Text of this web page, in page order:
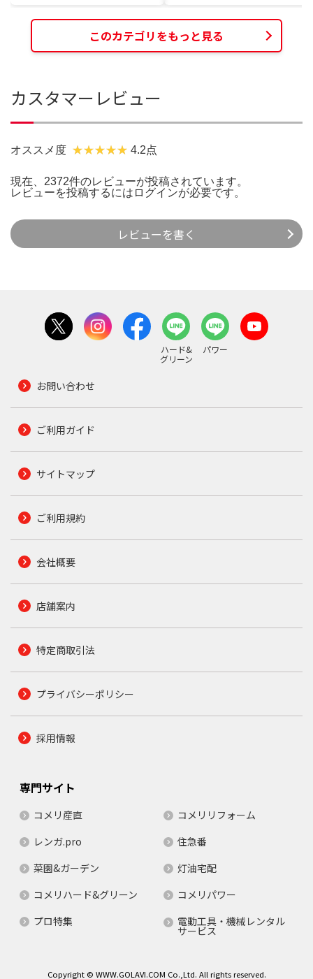
このカテゴリをもっと見る
カスタマーレビュー
オススメ度 4.2点
現在、2372件のレビューが投稿されています。
レビューを投稿するには ログインが必要です。
レビューを書く
ハード&
グリーン
パワー
お問い合わせ
ご利用ガイド
サイトマップ
ご利用規約
会社概要
店舗案内
特定商取引法
プライバシーポリシー
採用情報
専門サイト
コメリ産直
コメリリフォーム
レンガ.pro
住急番
菜園&ガーデン
灯油宅配
コメリハード&グリーン
コメリパワー
プロ特集
電動工具・機械レンタル
サービス
Copyright © WWW.GOLAVI.COM Co.,Ltd. All rights reserved.